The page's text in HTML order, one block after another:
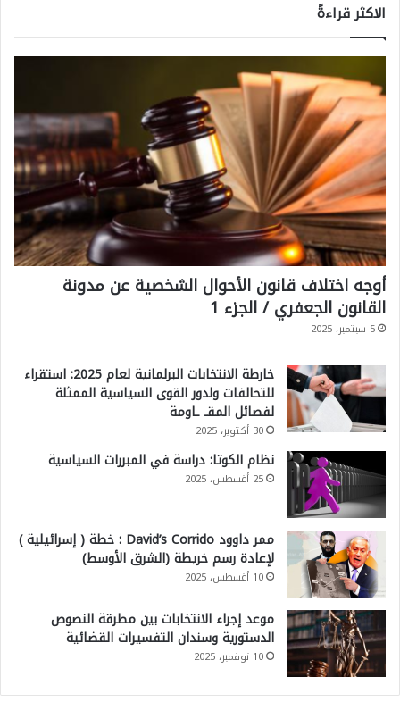
ل
ا
ف
و
ض
ى
ا
ل
م
ص
ن
ة
الاكثر قراءةً
أوجه اختلاف قانون الأحوال الشخصية عن مدونة
القانون الجعفري / الجزء 1
5 سبتمبر، 2025
خارطة الانتخابات البرلمانية لعام 2025: استقراء
للتحالفات ولدور القوى السياسية الممثلة
لفصائل المقـ ـاومة
30 أكتوبر، 2025
نظام الكوتا: دراسة في المبررات السياسية
25 أغسطس، 2025
ممر داوود David’s Corrido : خطة ( إسرائيلية )
لإعادة رسم خريطة (الشرق الأوسط)
10 أغسطس، 2025
موعد إجراء الانتخابات بين مطرقة النصوص
الدستورية وسندان التفسيرات القضائية
10 نوفمبر، 2025